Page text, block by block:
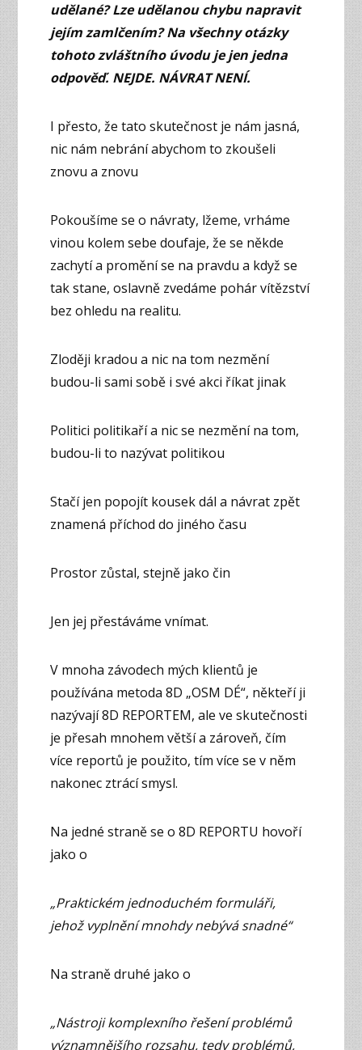
udělané? Lze udělanou chybu napravit
jejím zamlčením? Na všechny otázky
tohoto zvláštního úvodu je jen jedna
odpověď. NEJDE. NÁVRAT NENÍ.
I přesto, že tato skutečnost je nám jasná,
nic nám nebrání abychom to zkoušeli
znovu a znovu
Pokoušíme se o návraty, lžeme, vrháme
vinou kolem sebe doufaje, že se někde
zachytí a promění se na pravdu a když se
tak stane, oslavně zvedáme pohár vítězství
bez ohledu na realitu.
Zloději kradou a nic na tom nezmění
budou-li sami sobě i své akci říkat jinak
Politici politikaří a nic se nezmění na tom,
budou-li to nazývat politikou
Stačí jen popojít kousek dál a návrat zpět
znamená příchod do jiného času
Prostor zůstal, stejně jako čin
Jen jej přestáváme vnímat.
V mnoha závodech mých klientů je
používána metoda 8D „OSM DÉ“, někteří ji
nazývají 8D REPORTEM, ale ve skutečnosti
je přesah mnohem větší a zároveň, čím
více reportů je použito, tím více se v něm
nakonec ztrácí smysl.
Na jedné straně se o 8D REPORTU hovoří
jako o
„Praktickém jednoduchém formuláři,
jehož vyplnění mnohdy nebývá snadné“
Na straně druhé jako o
„Nástroji komplexního řešení problémů
významnějšího rozsahu, tedy problémů,